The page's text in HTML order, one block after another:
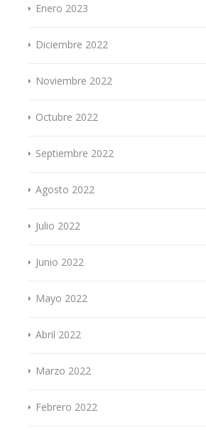
Enero 2023
Diciembre 2022
Noviembre 2022
Octubre 2022
Septiembre 2022
Agosto 2022
Julio 2022
Junio 2022
Mayo 2022
Abril 2022
Marzo 2022
Febrero 2022